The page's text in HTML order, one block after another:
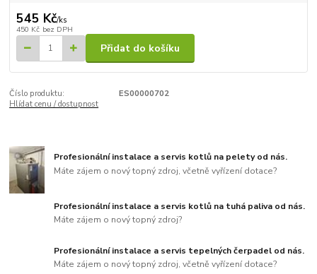
545 Kč/ks
450 Kč bez DPH
Přidat do košíku
Číslo produktu:
ES00000702
Hlídat cenu / dostupnost
Profesionální instalace a servis kotlů na pelety od nás.
Máte zájem o nový topný zdroj, včetně vyřízení dotace?
Profesionální instalace a servis kotlů na tuhá paliva od nás.
Máte zájem o nový topný zdroj?
Profesionální instalace a servis tepelných čerpadel od nás.
Máte zájem o nový topný zdroj, včetně vyřízení dotace?